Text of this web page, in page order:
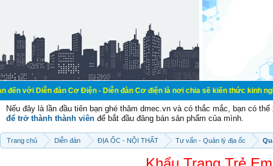
đàn Cơ Điện - Diễn đàn Cơ điện là nơi chia sẽ kiến thức kinh nghiệm
Nếu đây là lần đầu tiên bạn ghé thăm dmec.vn và có thắc mắc, bạn có
để trở thành thành viên để bắt đầu đăng bán sản phẩm của mình.
Trang chủ Diễn đàn ĐỊA ỐC - NỘI THẤT Tư vấn - Quản lý địa ốc